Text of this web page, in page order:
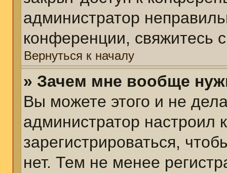
администратор
конференции, свяжитесь
Вернуться к началу
» Зачем мне вообще
Вы можете этого и не
администратор
зарегистрироваться,
нет. Тем не менее